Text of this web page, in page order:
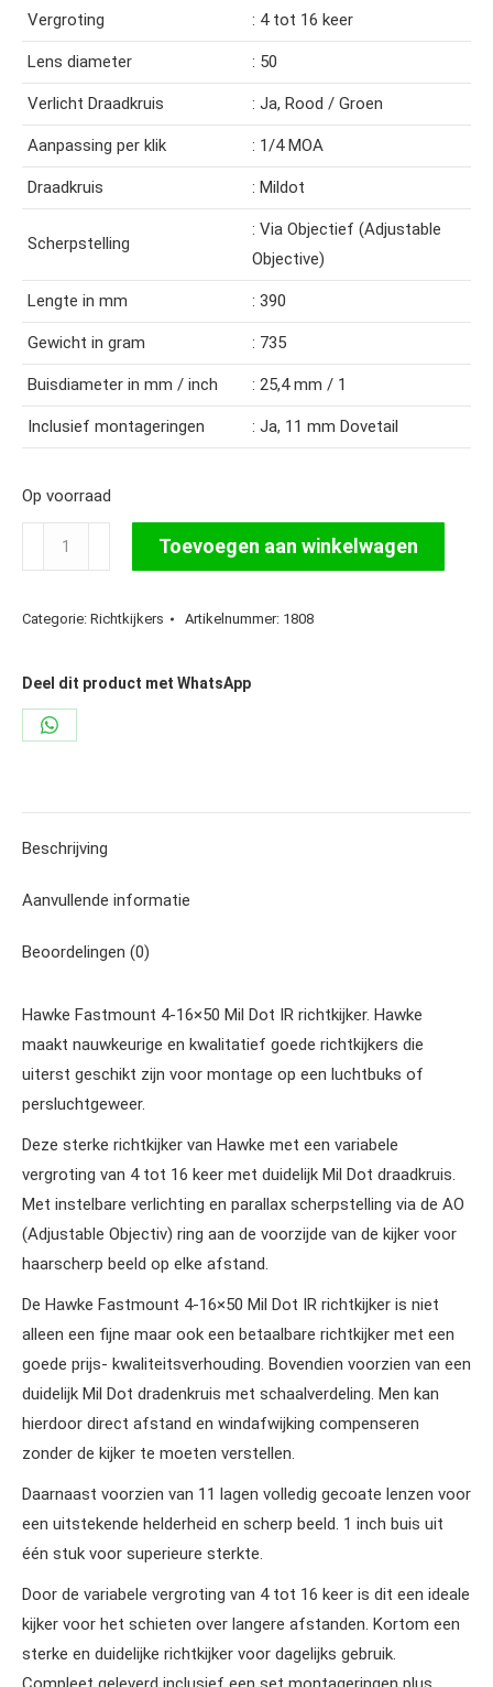
Vergroting : 4 tot 16 keer
Lens diameter : 50
Verlicht Draadkruis : Ja, Rood / Groen
Aanpassing per klik : 1/4 MOA
Draadkruis : Mildot
Scherpstelling
: Via Objectief (Adjustable
Objective)
Lengte in mm : 390
Gewicht in gram : 735
Buisdiameter in mm / inch : 25,4 mm / 1
Inclusief montageringen : Ja, 11 mm Dovetail
Op voorraad
Hawke
Fastmount
16x50
IR
#11460
aantal
Toevoegen aan winkelwagen
Categorie: Richtkijkers Artikelnummer: 1808
Deel dit product met WhatsApp
Share
Beschrijving
Aanvullende informatie
Beoordelingen (0)
Hawke Fastmount 4-16×50 Mil Dot IR richtkijker. Hawke
maakt nauwkeurige en kwalitatief goede richtkijkers die
uiterst geschikt zijn voor montage op een luchtbuks of
persluchtgeweer.
Deze sterke richtkijker van Hawke met een variabele
vergroting van 4 tot 16 keer met duidelijk Mil Dot draadkruis.
Met instelbare verlichting en parallax scherpstelling via de AO
(Adjustable Objectiv) ring aan de voorzijde van de kijker voor
haarscherp beeld op elke afstand.
De Hawke Fastmount 4-16×50 Mil Dot IR richtkijker is niet
alleen een fijne maar ook een betaalbare richtkijker met een
goede prijs- kwaliteitsverhouding. Bovendien voorzien van een
duidelijk Mil Dot dradenkruis met schaalverdeling. Men kan
hierdoor direct afstand en windafwijking compenseren
zonder de kijker te moeten verstellen.
Daarnaast voorzien van 11 lagen volledig gecoate lenzen voor
een uitstekende helderheid en scherp beeld. 1 inch buis uit
één stuk voor superieure sterkte.
Door de variabele vergroting van 4 tot 16 keer is dit een ideale
kijker voor het schieten over langere afstanden. Kortom een
sterke en duidelijke richtkijker voor dagelijks gebruik.